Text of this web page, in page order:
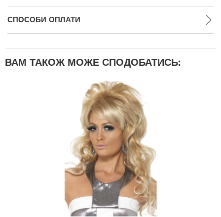
СПОСОБИ ОПЛАТИ
ВАМ ТАКОЖ МОЖЕ СПОДОБАТИСЬ: